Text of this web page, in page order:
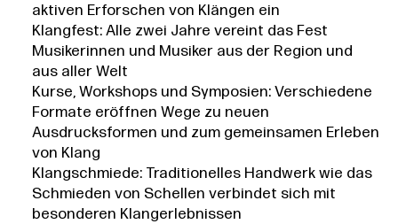
aktiven Erforschen von Klängen ein
Klangfest: Alle zwei Jahre vereint das Fest
Musikerinnen und Musiker aus der Region und
aus aller Welt
Kurse, Workshops und Symposien: Verschiedene
Formate eröffnen Wege zu neuen
Ausdrucksformen und zum gemeinsamen Erleben
von Klang
Klangschmiede: Traditionelles Handwerk wie das
Schmieden von Schellen verbindet sich mit
besonderen Klangerlebnissen